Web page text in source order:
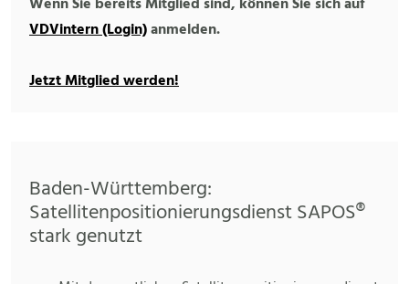
VDVintern (Login)anmelden.
Jetzt Mitglied werden!
Baden-Württemberg:
Satellitenpositionierungsdienst SAPOS®
stark genutzt